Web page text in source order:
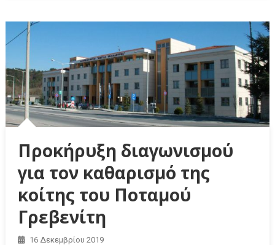
Προκήρυξη διαγωνισμού
για τον καθαρισμό της
κοίτης του Ποταμού
Γρεβενίτη
16 Δεκεμβρίου 2019